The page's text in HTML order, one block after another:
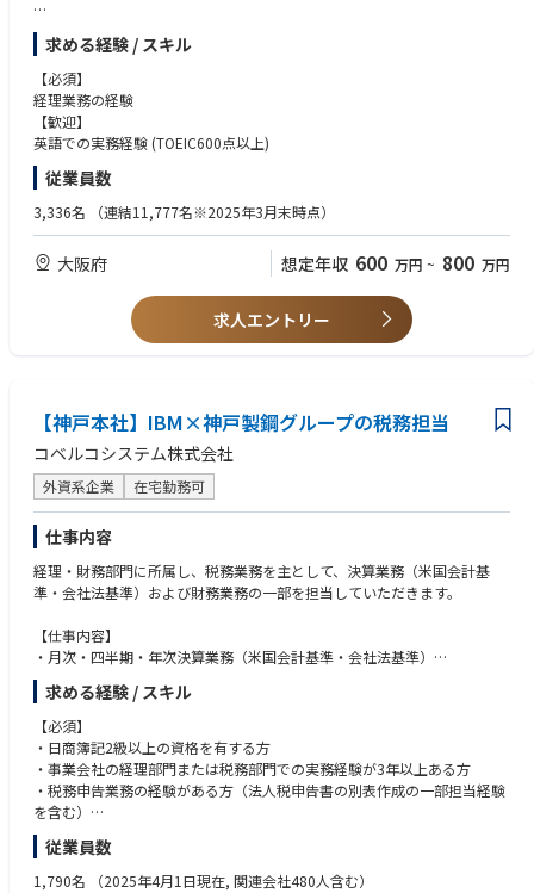
【具体的な業務】
・制度会計全般
・単体決算及び連結決算業務(年次/四半期/月次)
・税務申告、国際税務
・監査法人対応 (会計監査論点に関する折衝)
・海外グループ会社の決算指導、管理
【お任せしたい主な役割】
・海外子会社を巻き込んだ連結決算業務のリードおよび、経営の意思決定
スピードを上げる「決算早期化」の実現。
・グローバルスタンダードな会計基盤構築に向けたIFRS移行推進。
・外部コンサルタントを活用・ディレクションしながら、APA（事前確認
求める経験 / スキル
【必須】
経理業務の経験
【歓迎】
英語での実務経験 (TOEIC600点以上)
従業員数
3,336名 （連結11,777名※2025年3月末時点）
大阪府 想定年収 600 万円 ~ 800 万円
求人エントリー
【神戸本社】IBM×神戸製鋼グループの税務担当
コベルコシステム株式会社
外資系企業 在宅勤務可
仕事内容
経理・財務部門に所属し、税務業務を主として、決算業務（米国会計基
準・会社法基準）および財務業務の一部を担当していただきます。
【仕事内容】
・月次・四半期・年次決算業務（米国会計基準・会社法基準）
・財務諸表作成および会計監査対応
・法人税・消費税等の税務申告関連業務
・税務調査対応
・資金管理等財務業務
【業務の魅力】
IBMグループの一員として、グローバル企業の経理・財務管理に加え、日
告・税務調査対応・資金管理にも携わり、会計・税務・財務を総合的に経
験しながら幅広い専門性を身に付けられます。
求める経験 / スキル
【必須】
・日商簿記2級以上の資格を有する方
・事業会社の経理部門または税務部門での実務経験が3年以上ある方
・税務申告業務の経験がある方（法人税申告書の別表作成の一部担当経験
を含む）
・会計監査対応または税務調査対応の経験がある方
・英文メールの読解および作成ができる方（基礎レベル）
・Excelの基本的な操作・関数に関する知識を有する方
従業員数
1,790名 （2025年4月1日現在, 関連会社480人含む）